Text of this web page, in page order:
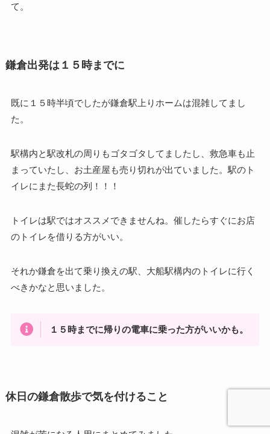
て。
鎌倉出発は１５時までに
既に１５時半頃でしたが鎌倉駅上りホームは混雑してまし
た。
駅構内と駅改札の周りもゴタゴタしてましたし、救急車も止
まっていたし、お土産屋も売り切れが出ていました。駅のト
イレにまた長蛇の列！！！
トイレは駅ではオススメできませんね。催したらすぐにお店
のトイレを借りる方がいい。
それか鎌倉を出て乗り換えの駅、大船駅構内のトイレに行く
べきかなと思いました。
１５時までに帰りの電車に乗った方がいいかも。
休日の鎌倉散歩で気を付けること